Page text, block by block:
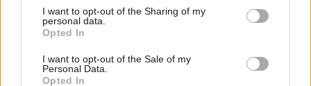
I want to opt-out of the Sharing of my
personal data.
Opted In
I want to opt-out of the Sale of my
Personal Data.
Opted In
viande transformée par jour, soit deux tranches de jambon,
augmente de 15 % le risque de développer un diabète de type 2